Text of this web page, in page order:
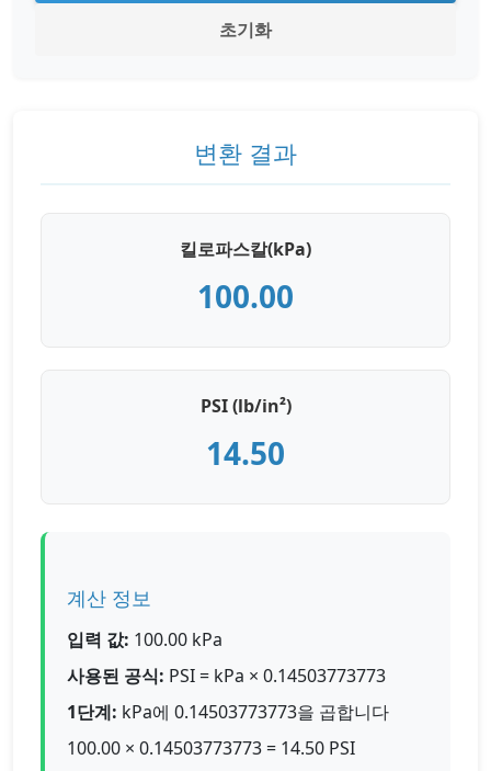
초기화
변환 결과
킬로파스칼(kPa)
100.00
PSI (lb/in²)
14.50
계산 정보
입력 값: 100.00 kPa
사용된 공식: PSI = kPa × 0.14503773773
1단계: kPa에 0.14503773773을 곱합니다
100.00 × 0.14503773773 = 14.50 PSI